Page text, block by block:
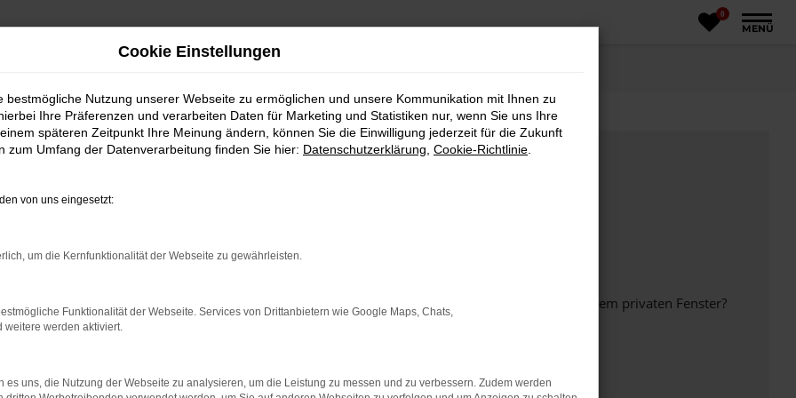
0
MENÜ
bestimmter Seiten verhindern. Funktioniert die Seite in einem anderen Browser oder in einem privaten Fenster?
beheben.
auf dem neuesten Stand sind.
kann auch dazu führen, dass bestimmte Funktionen nicht mehr unterstützt werden.
Cookie Einstellungen
bestmögliche Nutzung unserer Webseite zu ermöglichen und unsere Kommunikation mit Ihnen zu
Ihre Präferenzen und verarbeiten Daten für Marketing und Statistiken nur, wenn Sie uns Ihre
späteren Zeitpunkt Ihre Meinung ändern, können Sie die Einwilligung jederzeit für die Zukunft
zum Umfang der Datenverarbeitung finden Sie hier: Datenschutzerklärung Cookie-Richtlinie
von uns eingesetzt:
um die Kernfunktionalität der Webseite zu gewährleisten.
Funktionalität der Webseite. Services von Drittanbietern wie Google Maps, Chats,
weitere werden aktiviert.
es uns, die Nutzung der Webseite zu analysieren, um die Leistung zu messen und zu verbessern. Zudem werden